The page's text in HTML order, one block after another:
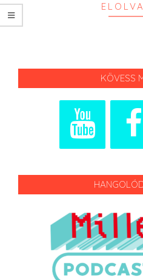
KÖVESS